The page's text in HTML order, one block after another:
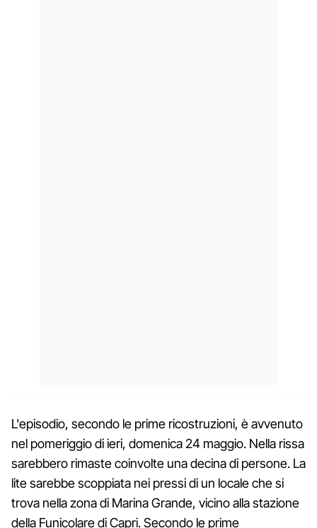
L'episodio, secondo le prime ricostruzioni, è avvenuto
nel pomeriggio di ieri, domenica 24 maggio. Nella rissa
sarebbero rimaste coinvolte una decina di persone. La
lite sarebbe scoppiata nei pressi di un locale che si
trova nella zona di Marina Grande, vicino alla stazione
della Funicolare di Capri. Secondo le prime